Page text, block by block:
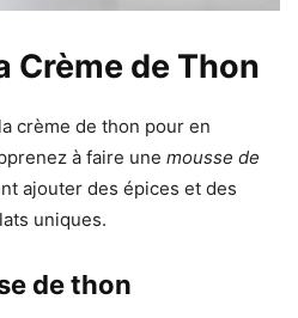
Crème de Thon
crème de thon pour en
à faire une mousse de
ajouter des épices et des
uniques.
de thon